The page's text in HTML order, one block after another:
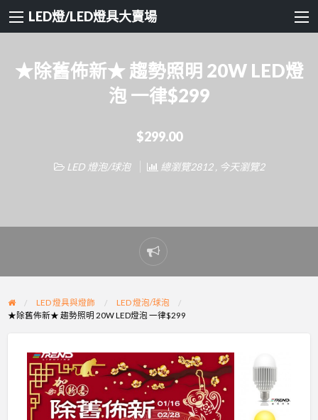
LED燈/LED燈具大賣場
★除舊佈新★ 趨勢照明 20W LED燈
泡 一律$299
$299.00
LED 燈泡/球泡 總瀏覽2812 , 今天瀏覽2
Report
problem
LED 燈具與燈飾
LED 燈泡/球泡
★除舊佈新★ 趨勢照明 20W LED燈泡 一律$299